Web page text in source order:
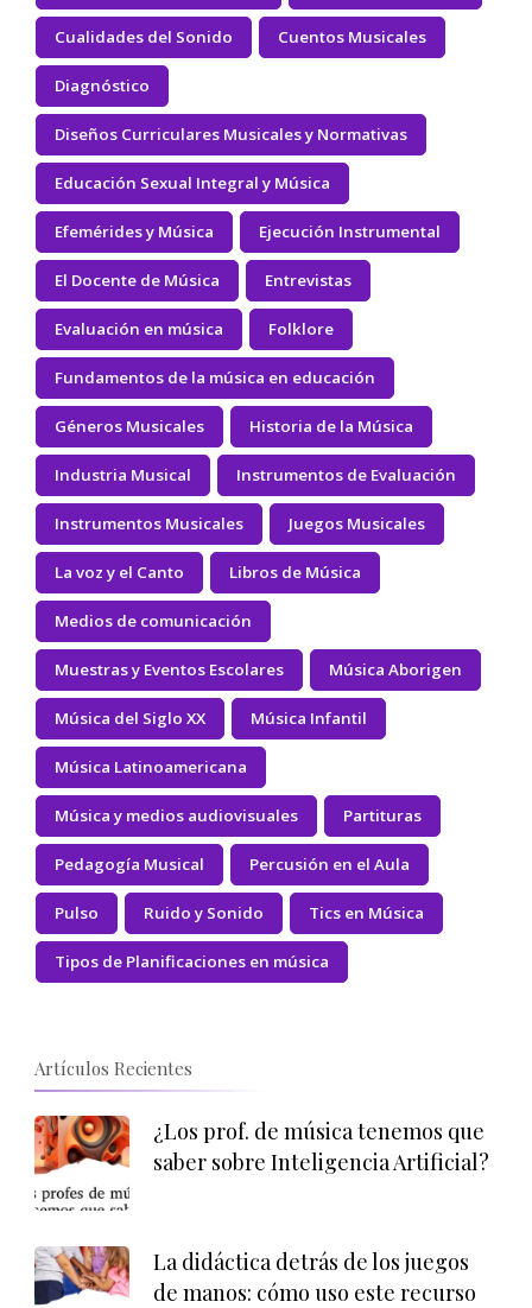
Cualidades del Sonido Cuentos Musicales
Diagnóstico
Diseños Curriculares Musicales y Normativas
Educación Sexual Integral y Música
Efemérides y Música Ejecución Instrumental
El Docente de Música Entrevistas
Evaluación en música Folklore
Fundamentos de la música en educación
Géneros Musicales Historia de la Música
Industria Musical Instrumentos de Evaluación
Instrumentos Musicales Juegos Musicales
La voz y el Canto Libros de Música
Medios de comunicación
Muestras y Eventos Escolares Música Aborigen
Música del Siglo XX Música Infantil
Música Latinoamericana
Música y medios audiovisuales Partituras
Pedagogía Musical Percusión en el Aula
Pulso Ruido y Sonido Tics en Música
Tipos de Planificaciones en música
Artículos Recientes
¿Los prof. de música tenemos que
saber sobre Inteligencia Artificial?
La didáctica detrás de los juegos
de manos: cómo uso este recurso